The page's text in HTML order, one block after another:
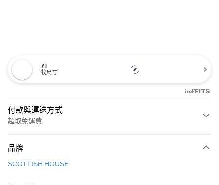
AI
找尺寸
付款與運送方式
超取免運費
信用卡一次付款
品牌
SCOTTISH HOUSE